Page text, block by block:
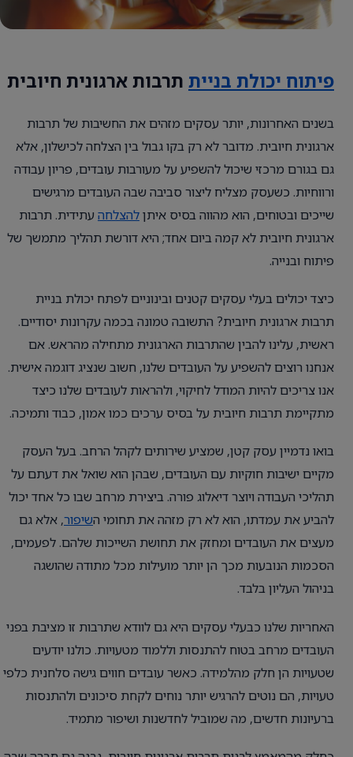
פיתוח יכולת בניית תרבות ארגונית חיובית
בשנים האחרונות, יותר עסקים מזהים את החשיבות של תרבות
ארגונית חיובית. מדובר לא רק בקו גבול בין הצלחה לכישלון, אלא
גם בגורם מרכזי שיכול להשפיע על מעורבות עובדים, פריון עבודה
ורווחיות. כשעסק מצליח ליצור סביבה שבה העובדים מרגישים
שייכים ובטוחים, הוא מהווה בסיס איתןלהצלחה עתידית. תרבות
ארגונית חיובית לא קמה ביום אחד; היא דורשת תהליך מתמשך של
פיתוח ובנייה.
כיצד יכולים בעלי עסקים קטנים ובינוניים לפתח יכולת בניית
תרבות ארגונית חיובית? התשובה טמונה בכמה עקרונות יסודיים.
ראשית, עלינו להבין שהתרבות הארגונית מתחילה מהראש. אם
אנחנו רוצים להשפיע על העובדים שלנו, חשוב שנציג דוגמה אישית.
אנו צריכים להיות המודל לחיקוי, ולהראות לעובדים שלנו כיצד
מתקיימת תרבות חיובית על בסיס ערכים כמו אמון, כבוד ותמיכה.
בואו נדמיין עסק קטן, שמציע שירותים לקהל הרחב. בעל העסק
מקיים ישיבות חוקיות עם העובדים, שבהן הוא שואל את דעתם על
תהליכי העבודה ויוצר דיאלוג פורה. ביצירת מרחב שבו כל אחד יכול
להביע את עמדתו, הוא לא רק מזהה את תחומי השיפור, אלא גם
מעצים את העובדים ומחזק את תחושת השייכות שלהם. לפעמים,
הסכמות הנובעות מכך הן יותר מועילות מכל מתודה שהושגה
בניהול העליון בלבד.
האחריות שלנו כבעלי עסקים היא גם לוודא שתרבות זו מציבת בפני
העובדים מרחב בטוח להתנסות וללמוד מטעויות. כולנו יודעים
שטעויות הן חלק מהלמידה. כאשר עובדים חווים גישה סלחנית כלפי
טעויות, הם נוטים להרגיש יותר נוחים לקחת סיכונים ולהתנסות
ברעיונות חדשים, מה שמוביל לחדשנות ושיפור מתמיד.